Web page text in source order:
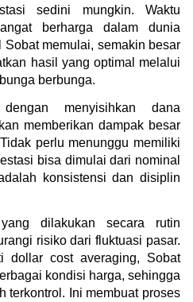
sedini mungkin. Waktu
berharga dalam dunia
memulai, semakin besar
hasil yang optimal melalui
berbunga.
menyisihkan dana
memberikan dampak besar
perlu menunggu memiliki
bisa dimulai dari nominal
konsistensi dan disiplin
dilakukan secara rutin
risiko dari fluktuasi pasar.
dollar cost averaging, Sobat
kondisi harga, sehingga
terkontrol. Ini membuat proses